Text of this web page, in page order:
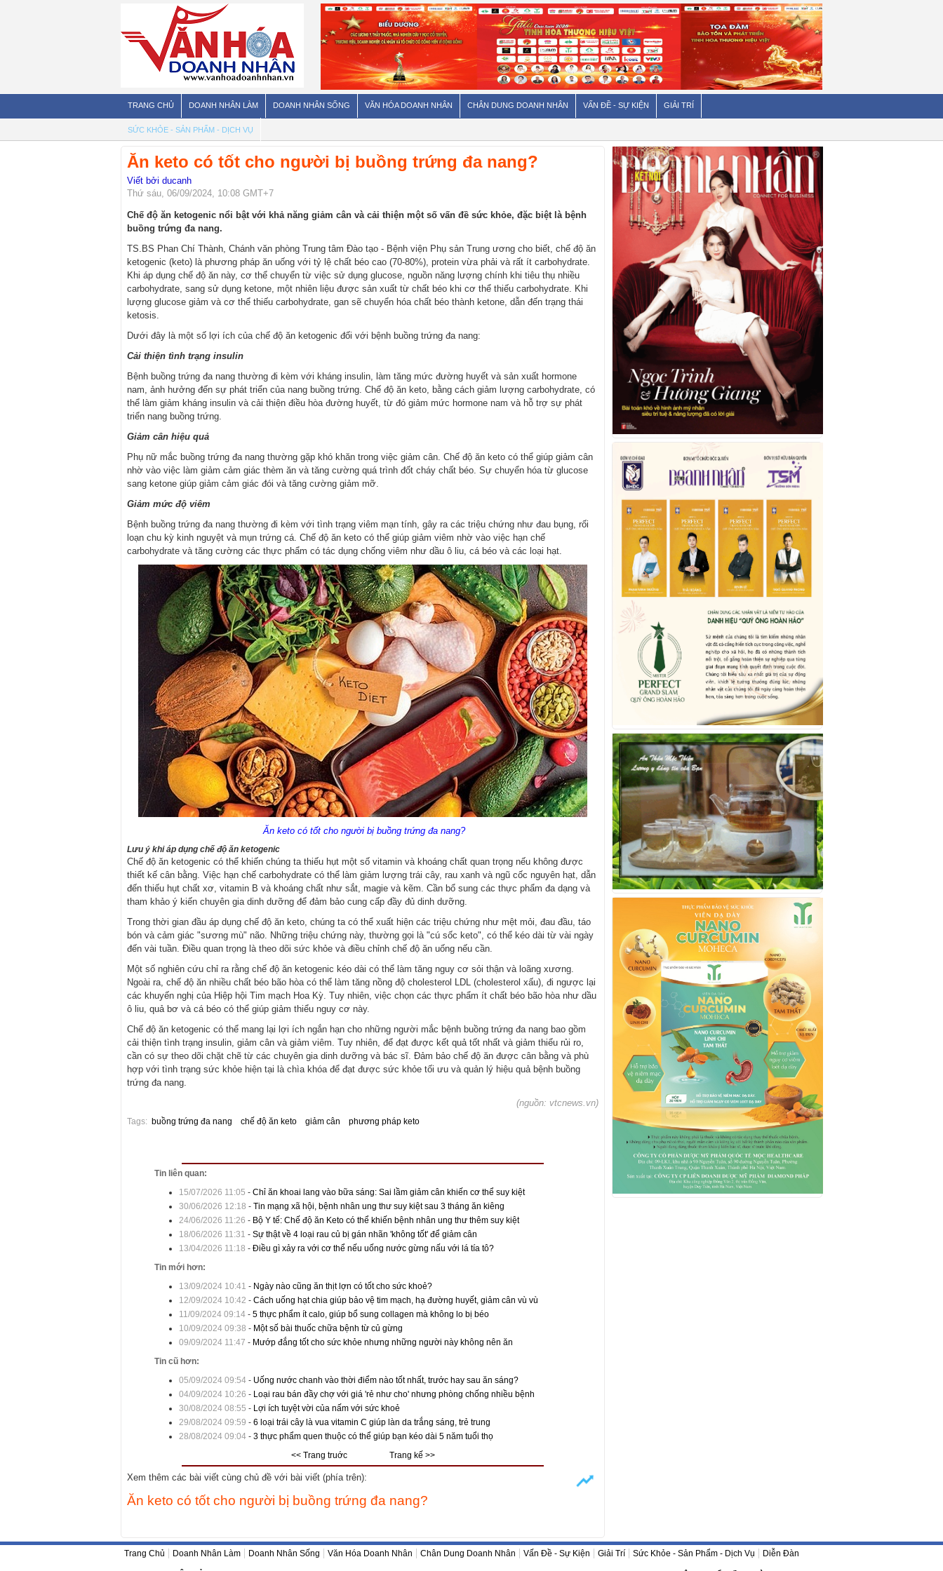
TRANG CHỦ DOANH NHÂN LÀM DOANH NHÂN SỐNG VĂN HÓA DOANH NHÂN CHÂN DUNG DOANH NHÂN VẤN ĐỀ - SỰ KIỆN GIẢI TRÍ
SỨC KHỎE - SẢN PHẨM - DỊCH VỤ
Ăn keto có tốt cho người bị buồng trứng đa nang?
Viết bởi ducanh
Thứ sáu, 06/09/2024, 10:08 GMT+7
Chế độ ăn ketogenic nổi bật với khả năng giảm cân và cải thiện một số vấn đề sức khỏe, đặc biệt là bệnh
buồng trứng đa nang.
TS.BS Phan Chí Thành, Chánh văn phòng Trung tâm Đào tạo - Bệnh viện Phụ sản Trung ương cho biết, chế độ ăn
ketogenic (keto) là phương pháp ăn uống với tỷ lệ chất béo cao (70-80%), protein vừa phải và rất ít carbohydrate.
Khi áp dụng chế độ ăn này, cơ thể chuyển từ việc sử dụng glucose, nguồn năng lượng chính khi tiêu thụ nhiều
carbohydrate, sang sử dụng ketone, một nhiên liệu được sản xuất từ chất béo khi cơ thể thiếu carbohydrate. Khi
lượng glucose giảm và cơ thể thiếu carbohydrate, gan sẽ chuyển hóa chất béo thành ketone, dẫn đến trạng thái
ketosis.
Dưới đây là một số lợi ích của chế độ ăn ketogenic đối với bệnh buồng trứng đa nang:
Cải thiện tình trạng insulin
Bệnh buồng trứng đa nang thường đi kèm với kháng insulin, làm tăng mức đường huyết và sản xuất hormone
nam, ảnh hưởng đến sự phát triển của nang buồng trứng. Chế độ ăn keto, bằng cách giảm lượng carbohydrate, có
thể làm giảm kháng insulin và cải thiện điều hòa đường huyết, từ đó giảm mức hormone nam và hỗ trợ sự phát
triển nang buồng trứng.
Giảm cân hiệu quả
Phụ nữ mắc buồng trứng đa nang thường gặp khó khăn trong việc giảm cân. Chế độ ăn keto có thể giúp giảm cân
nhờ vào việc làm giảm cảm giác thèm ăn và tăng cường quá trình đốt cháy chất béo. Sự chuyển hóa từ glucose
sang ketone giúp giảm cảm giác đói và tăng cường giảm mỡ.
Giảm mức độ viêm
Bệnh buồng trứng đa nang thường đi kèm với tình trạng viêm mạn tính, gây ra các triệu chứng như đau bụng, rối
loạn chu kỳ kinh nguyệt và mụn trứng cá. Chế độ ăn keto có thể giúp giảm viêm nhờ vào việc hạn chế
carbohydrate và tăng cường các thực phẩm có tác dụng chống viêm như dầu ô liu, cá béo và các loại hạt.
Ăn keto có tốt cho người bị buồng trứng đa nang?
Lưu ý khi áp dụng chế độ ăn ketogenic
Chế độ ăn ketogenic có thể khiến chúng ta thiếu hụt một số vitamin và khoáng chất quan trọng nếu không được
thiết kế cân bằng. Việc hạn chế carbohydrate có thể làm giảm lượng trái cây, rau xanh và ngũ cốc nguyên hạt, dẫn
đến thiếu hụt chất xơ, vitamin B và khoáng chất như sắt, magie và kẽm. Cần bổ sung các thực phẩm đa dạng và
tham khảo ý kiến chuyên gia dinh dưỡng để đảm bảo cung cấp đầy đủ dinh dưỡng.
Trong thời gian đầu áp dụng chế độ ăn keto, chúng ta có thể xuất hiện các triệu chứng như mệt mỏi, đau đầu, táo
bón và cảm giác "sương mù" não. Những triệu chứng này, thường gọi là "cú sốc keto", có thể kéo dài từ vài ngày
đến vài tuần. Điều quan trọng là theo dõi sức khỏe và điều chỉnh chế độ ăn uống nếu cần.
Một số nghiên cứu chỉ ra rằng chế độ ăn ketogenic kéo dài có thể làm tăng nguy cơ sỏi thận và loãng xương.
Ngoài ra, chế độ ăn nhiều chất béo bão hòa có thể làm tăng nồng độ cholesterol LDL (cholesterol xấu), đi ngược lại
các khuyến nghị của Hiệp hội Tim mạch Hoa Kỳ. Tuy nhiên, việc chọn các thực phẩm ít chất béo bão hòa như dầu
ô liu, quả bơ và cá béo có thể giúp giảm thiểu nguy cơ này.
Chế độ ăn ketogenic có thể mang lại lợi ích ngắn hạn cho những người mắc bệnh buồng trứng đa nang bao gồm
cải thiện tình trạng insulin, giảm cân và giảm viêm. Tuy nhiên, để đạt được kết quả tốt nhất và giảm thiểu rủi ro,
cần có sự theo dõi chặt chẽ từ các chuyên gia dinh dưỡng và bác sĩ. Đảm bảo chế độ ăn được cân bằng và phù
hợp với tình trạng sức khỏe hiện tại là chìa khóa để đạt được sức khỏe tối ưu và quản lý hiệu quả bệnh buồng
trứng đa nang.
(nguồn: vtcnews.vn)
Tags: buồng trứng đa nang chế độ ăn keto giảm cân phương pháp keto
Tin liên quan:
15/07/2026 11:05 - Chỉ ăn khoai lang vào bữa sáng: Sai lầm giảm cân khiến cơ thể suy kiệt
30/06/2026 12:18 - Tin mạng xã hội, bệnh nhân ung thư suy kiệt sau 3 tháng ăn kiêng
24/06/2026 11:26 - Bộ Y tế: Chế độ ăn Keto có thể khiến bệnh nhân ung thư thêm suy kiệt
18/06/2026 11:31 - Sự thật về 4 loại rau củ bị gán nhãn 'không tốt' để giảm cân
13/04/2026 11:18 - Điều gì xảy ra với cơ thể nếu uống nước gừng nấu với lá tía tô?
Tin mới hơn:
13/09/2024 10:41 - Ngày nào cũng ăn thịt lợn có tốt cho sức khoẻ?
12/09/2024 10:42 - Cách uống hạt chia giúp bảo vệ tim mạch, hạ đường huyết, giảm cân vù vù
11/09/2024 09:14- 5 thực phẩm ít calo, giúp bổ sung collagen mà không lo bị béo
10/09/2024 09:38 - Một số bài thuốc chữa bệnh từ củ gừng
09/09/2024 11:47 - Mướp đắng tốt cho sức khỏe nhưng những người này không nên ăn
Tin cũ hơn:
05/09/2024 09:54- Uống nước chanh vào thời điểm nào tốt nhất, trước hay sau ăn sáng?
04/09/2024 10:26 - Loại rau bán đầy chợ với giá 'rẻ như cho' nhưng phòng chống nhiều bệnh
30/08/2024 08:55 - Lợi ích tuyệt vời của nấm với sức khoẻ
29/08/2024 09:59 - 6 loại trái cây là vua vitamin C giúp làn da trắng sáng, trẻ trung
28/08/2024 09:04- 3 thực phẩm quen thuộc có thể giúp bạn kéo dài 5 năm tuổi thọ
<< Trang truớc
Trang kế >>
Xem thêm các bài viết cùng chủ đề với bài viết (phía trên):
Ăn keto có tốt cho người bị buồng trứng đa nang?
Trang Chủ Doanh Nhân Làm Doanh Nhân Sống Văn Hóa Doanh Nhân Chân Dung Doanh Nhân Vấn Đề - Sự Kiện Giải Trí Sức Khỏe - Sản Phẩm - Dịch Vụ Diễn Đàn